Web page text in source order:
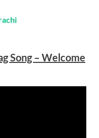
Song – Welcome